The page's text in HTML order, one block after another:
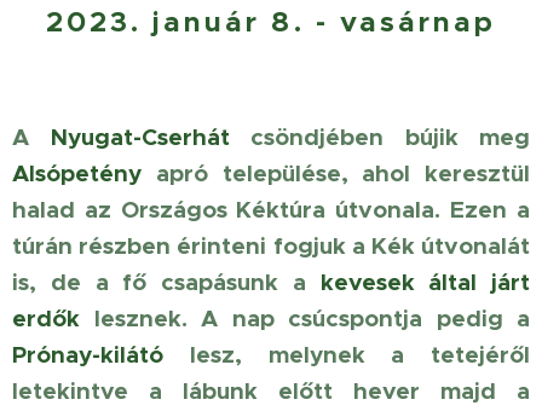
2023. január 8. - vasárnap
A Nyugat-Cserhátcsöndjében bújik meg
Alsópetény apró települése, ahol keresztül
halad az Országos Kéktúra útvonala. Ezen a
túrán részben érinteni fogjuk a Kék útvonalát
is, de a fő csapásunk a kevesek által járt
erdők lesznek. A nap csúcspontja pedig a
Prónay-kilátó lesz, melynek a tetejéről
letekintve a lábunk előtt hever majd a